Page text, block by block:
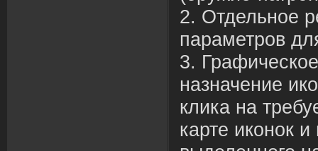
2. Отдельное
параметров
3.
назначение
клика на
карте иконок